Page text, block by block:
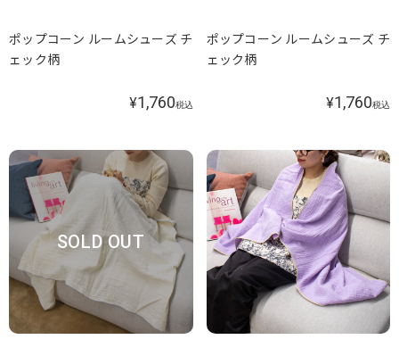
ポップコーン ルームシューズ チ
ェック柄
¥1,760税込
ポップコーン ルームシューズ チ
ェック柄
¥1,760税込
SOLD OUT